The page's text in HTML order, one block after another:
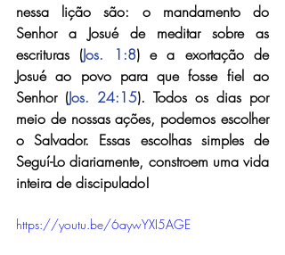
nessa lição são: o mandamento do
Senhor a Josué de meditar sobre as
escrituras (Jos. 1:8) e a exortação de
Josué ao povo para que fosse fiel ao
Senhor (Jos. 24:15). Todos os dias por
meio de nossas ações, podemos escolher
o Salvador. Essas escolhas simples de
Seguí-Lo diariamente, constroem uma vida
inteira de discipulado!
https://youtu.be/6aywYXI5AGE